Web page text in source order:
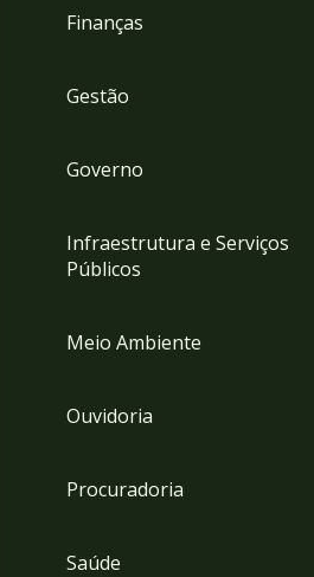
Finanças
Gestão
Governo
Infraestrutura e Serviços
Públicos
Meio Ambiente
Ouvidoria
Procuradoria
Saúde